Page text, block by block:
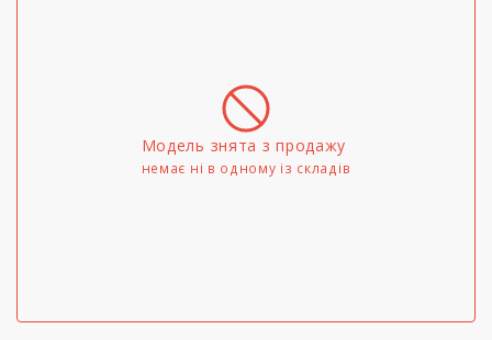
Модель знята з продажу
немає ні в одному iз складів